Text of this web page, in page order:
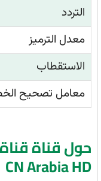
التردد
معدل الترميز
الاستقطاب
معامل تصحيح
حول قناة
CN Arabia HD